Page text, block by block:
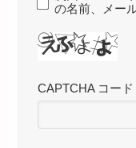
の名前、メー
CAPTCHA コード